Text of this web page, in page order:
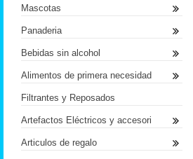
Mascotas
Panaderia
Bebidas sin alcohol
Alimentos de primera necesidad
Filtrantes y Reposados
Artefactos Eléctricos y accesori
Articulos de regalo